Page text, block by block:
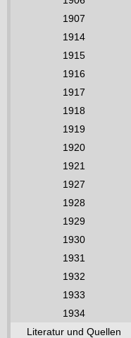
1907
1914
1915
1916
1917
1918
1919
1920
1921
1927
1928
1929
1930
1931
1932
1933
1934
Literatur und Quellen